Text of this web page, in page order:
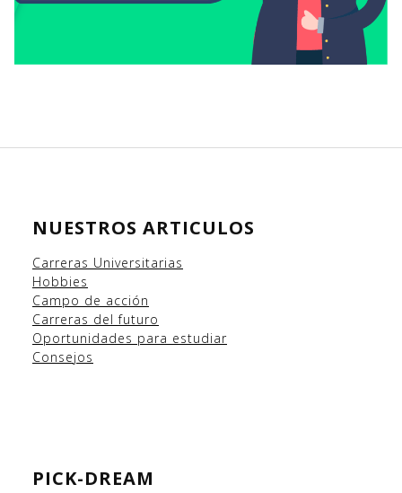
NUESTROS ARTICULOS
Carreras Universitarias
Hobbies
Campo de acción
Carreras del futuro
Oportunidades para estudiar
Consejos
PICK-DREAM